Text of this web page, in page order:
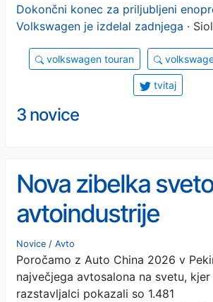
Dokončni konec za priljubljeni
Volkswagen je izdelal zadnjega ·
volkswagen touran
tvitaj
3 novice
Nova zibelka
avtoindustrije
Novice / Avto
Poročamo z Auto China 2026 v
največjega avtosalona na svetu, kjer
razstavljalci pokazali so 1.481